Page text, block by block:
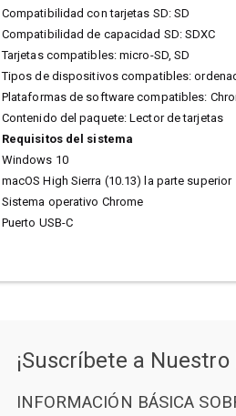
Compatibilidad con tarjetas SD: SD
Compatibilidad de capacidad SD: SDXC
Tarjetas compatibles: micro-SD, SD
Tipos de dispositivos compatibles:
Plataformas de software compatibles:
Contenido del paquete: Lector de tarjetas
Requisitos del sistema
Windows 10
macOS High Sierra (10.13) la parte superior
Sistema operativo Chrome
Puerto USB-C
¡Suscríbete a
INFORMACIÓN BÁSICA